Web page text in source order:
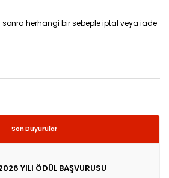
herhangi bir sebeple iptal veya iade
Son Duyurular
YILI ÖDÜL BAŞVURUSU